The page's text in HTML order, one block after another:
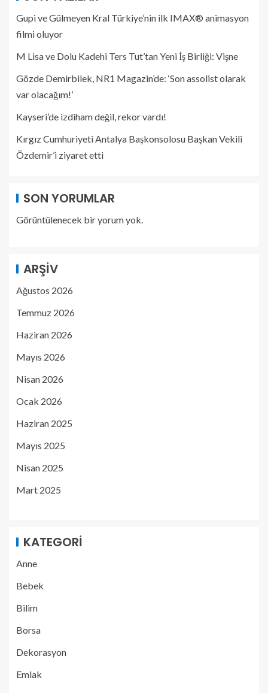
Gupi ve Gülmeyen Kral Türkiye’nin ilk IMAX® animasyon
filmi oluyor
M Lisa ve Dolu Kadehi Ters Tut’tan Yeni İş Birliği: Vişne
Gözde Demirbilek, NR1 Magazin’de: ‘Son assolist olarak
var olacağım!’
Kayseri’de izdiham değil, rekor vardı!
Kırgız Cumhuriyeti Antalya Başkonsolosu Başkan Vekili
Özdemir’i ziyaret etti
SON YORUMLAR
Görüntülenecek bir yorum yok.
ARŞIV
Ağustos 2026
Temmuz 2026
Haziran 2026
Mayıs 2026
Nisan 2026
Ocak 2026
Haziran 2025
Mayıs 2025
Nisan 2025
Mart 2025
KATEGORI
Anne
Bebek
Bilim
Borsa
Dekorasyon
Emlak